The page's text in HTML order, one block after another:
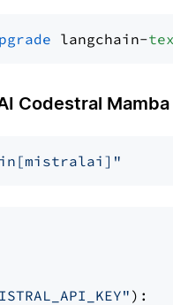
langchain-
Codestral Mamba
):